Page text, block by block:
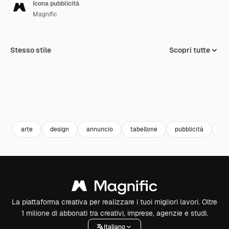
Icona pubblicità
Magnific
Stesso stile Scopri tutte
arte design annuncio tabellone pubblicità
La piattaforma creativa per realizzare i tuoi migliori lavori. Oltre
1 milione di abbonati tra creativi, imprese, agenzie e studi.
Italiano